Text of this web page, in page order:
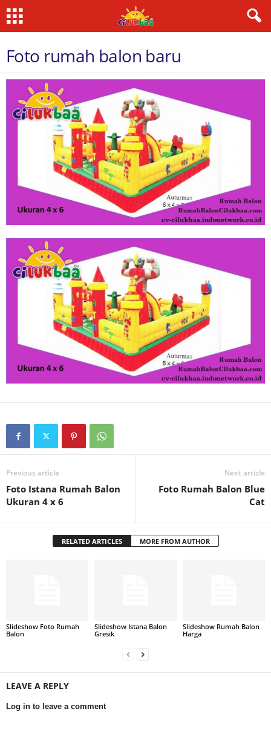
Foto rumah balon baru
Previous article
Foto Istana Rumah Balon
Ukuran 4 x 6
Next article
Foto Rumah Balon Blue
Cat
RELATED ARTICLES MORE FROM AUTHOR
Slideshow Foto Rumah
Balon
Slideshow Istana Balon
Gresik
Slideshow Rumah Balon
Harga
LEAVE A REPLY
Log in to leave a comment